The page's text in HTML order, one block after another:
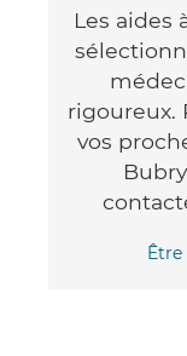
Les aides
rigoureux.
vos
Être